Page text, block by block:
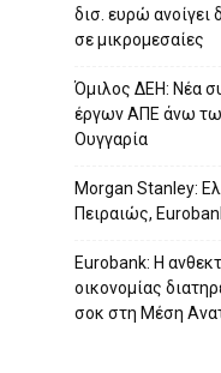
δισ. ευρώ ανοίγει
σε μικρομεσαίες
Όμιλος ΔΕΗ: Νέα
έργων ΑΠΕ άνω
Ουγγαρία
Morgan Stanley:
Πειραιώς,
Eurobank: Η
οικονομίας
σοκ στη Μέση